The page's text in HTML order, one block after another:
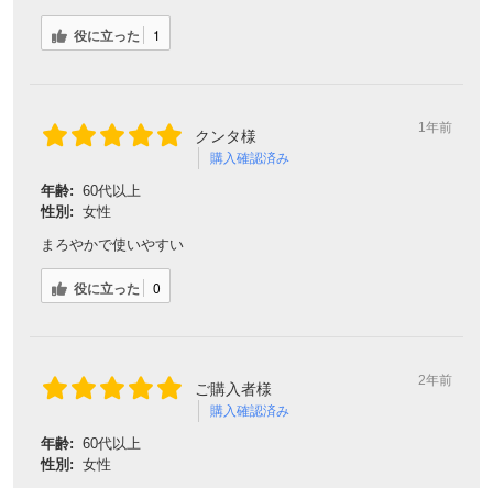
役に立った 1
クンタ様
購入確認済み
1年前
年齢: 60代以上
性別: 女性
まろやかで使いやすい
役に立った 0
ご購入者様
購入確認済み
2年前
年齢: 60代以上
性別: 女性